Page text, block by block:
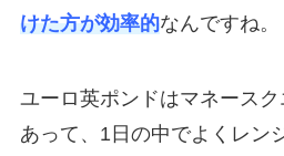
けた方が効率的なんですね。
ユーロ英ポンドはマネース
あって、1日の中でよくレン